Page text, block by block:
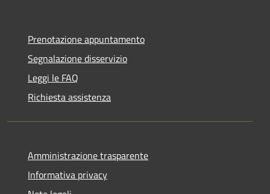
Prenotazione appuntamento
Segnalazione disservizio
Leggi le FAQ
Richiesta assistenza
Amministrazione trasparente
Informativa privacy